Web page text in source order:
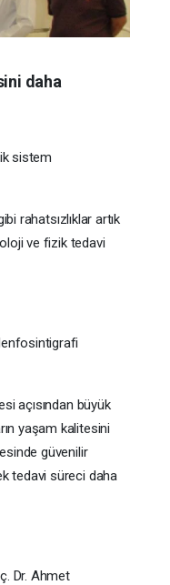
daha
sistem
rahatsızlıklar artık
ve fizik tedavi
açısından büyük
yaşam kalitesini
güvenilir
tedavi süreci daha
Dr. Ahmet